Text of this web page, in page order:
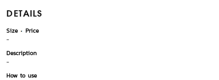
DETAILS
Size
Price
-
Description
-
How to use